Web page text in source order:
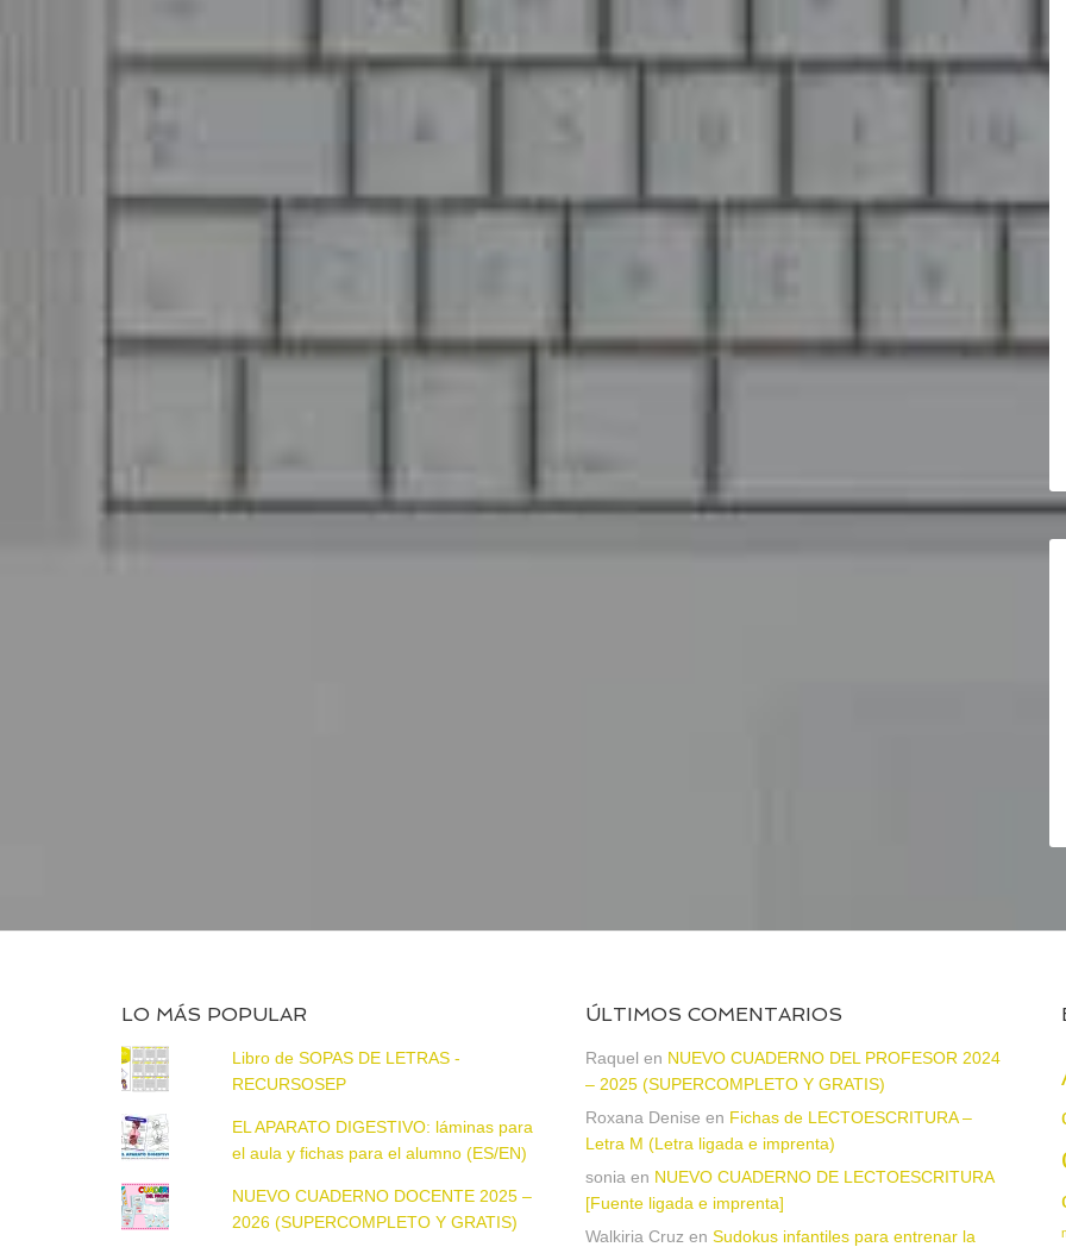
LO MÁS POPULAR
Libro de SOPAS DE LETRAS -
RECURSOSEP
EL APARATO DIGESTIVO: láminas para
el aula y fichas para el alumno (ES/EN)
NUEVO CUADERNO DOCENTE 2025 –
2026 (SUPERCOMPLETO Y GRATIS)
ÚLTIMOS COMENTARIOS
Raquel en NUEVO CUADERNO DEL PROFESOR 2024
– 2025 (SUPERCOMPLETO Y GRATIS)
Roxana Denise en Fichas de LECTOESCRITURA –
Letra M (Letra ligada e imprenta)
sonia en NUEVO CUADERNO DE LECTOESCRITURA
[Fuente ligada e imprenta]
Walkiria Cruz en Sudokus infantiles para entrenar la